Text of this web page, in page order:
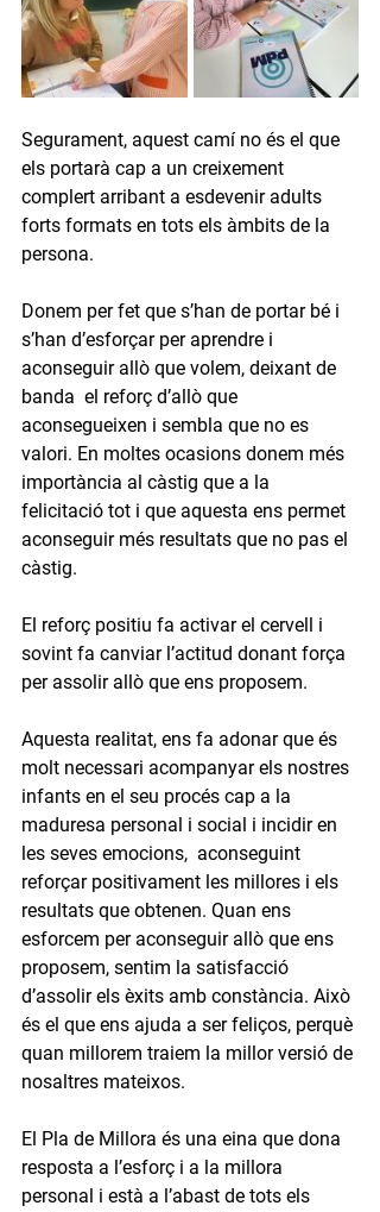
Segurament, aquest camí no és el que
els portarà cap a un creixement
complert arribant a esdevenir adults
forts formats en tots els àmbits de la
persona.
Donem per fet que s’han de portar bé i
s’han d’esforçar per aprendre i
aconseguir allò que volem, deixant de
banda  el reforç d’allò que
aconsegueixen i sembla que no es
valori. En moltes ocasions donem més
importància al càstig que a la
felicitació tot i que aquesta ens permet
aconseguir més resultats que no pas el
càstig.
El reforç positiu fa activar el cervell i
sovint fa canviar l’actitud donant força
per assolir allò que ens proposem.
Aquesta realitat, ens fa adonar que és
molt necessari acompanyar els nostres
infants en el seu procés cap a la
maduresa personal i social i incidir en
les seves emocions,  aconseguint
reforçar positivament les millores i els
resultats que obtenen. Quan ens
esforcem per aconseguir allò que ens
proposem, sentim la satisfacció
d’assolir els èxits amb constància. Això
és el que ens ajuda a ser feliços, perquè
quan millorem traiem la millor versió de
nosaltres mateixos.
El Pla de Millora és una eina que dona
resposta a l’esforç i a la millora
personal i està a l’abast de tots els